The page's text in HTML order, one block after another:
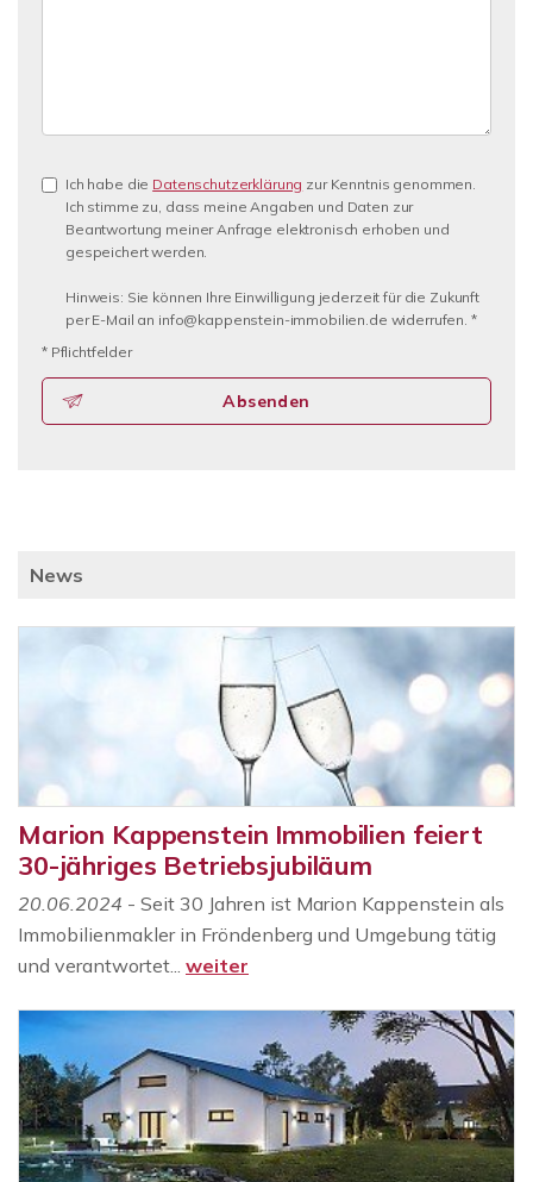
Ich habe die Datenschutzerklärung zur Kenntnis genommen.
Ich stimme zu, dass meine Angaben und Daten zur
Beantwortung meiner Anfrage elektronisch erhoben und
gespeichert werden.
Hinweis: Sie können Ihre Einwilligung jederzeit für die Zukunft
per E-Mail an info@kappenstein-immobilien.de widerrufen. *
* Pflichtfelder
Absenden
News
Marion Kappenstein Immobilien feiert
30-jähriges Betriebsjubiläum
20.06.2024 - Seit 30 Jahren ist Marion Kappenstein als
Immobilienmakler in Fröndenberg und Umgebung tätig
und verantwortet... weiter